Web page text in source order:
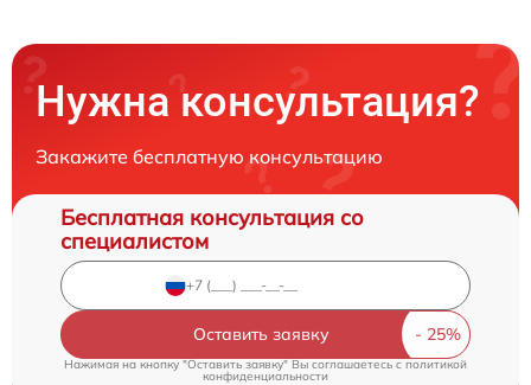
Нужна консультация?
Закажите бесплатную консультацию
Бесплатная консультация со
специалистом
Оставить заявку
Нажимая на кнопку "Оставить заявку" Вы соглашаетесь cполитикой
конфиденциальности